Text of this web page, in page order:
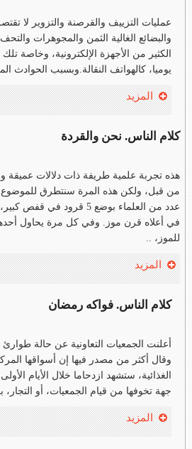
عمليات التزييف والقرصنة والتزوير لا
والبضائع الغالية الثمن والمجوهرات
الكثير من الأجهزة الإلكترونية، وخاصة
يوميا، كالهواتف النقالة.وبسبب الحوادث
المزيد
كلام الناس. نحن والقردة
هذه تجربة علمية طريفة ذات دلالات عميقة
من قبل، ولكن هذه المرة سنتطرق للموضوع
عدد من العلماء بوضع 5
في أعلاه قرن موز. وفي كل مرة يحاول
للموز، ..
المزيد
كلام الناس. فواكه رمضان
أعلنت الجمعيات التعاونية عن حالة
وقال أكثر من مصدر فيها إن أسواقها
الغذائية، ستشهد ازدحاما خلال الأيام
جهة تخوفها من قيام الجمعيات، أو
المزيد